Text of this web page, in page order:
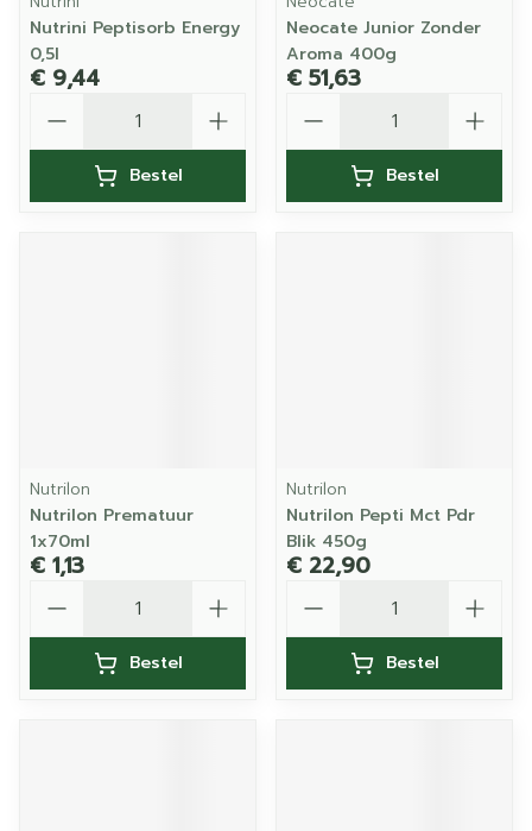
Nutrini Peptisorb Energy
0,5l
€ 9,44
Bestel
Neocate Junior Zonder
Aroma 400g
€ 51,63
Bestel
Nutrilon
Nutrilon Prematuur
1x70ml
€ 1,13
Bestel
Nutrilon
Nutrilon Pepti Mct Pdr
Blik 450g
€ 22,90
Bestel